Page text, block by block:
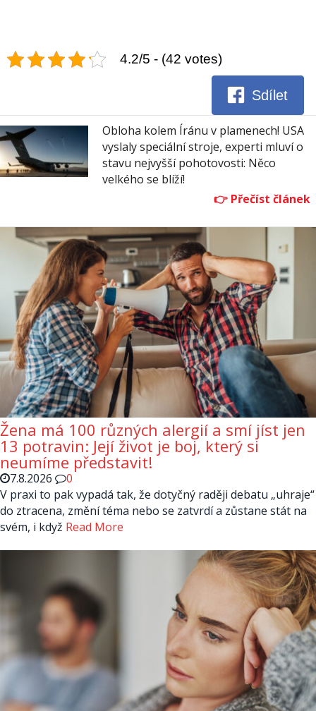
4.2/5 - (42 votes)
Sdílet
Obloha kolem Íránu v plamenech! USA
vyslaly speciální stroje, experti mluví o
stavu nejvyšší pohotovosti: Něco
velkého se blíží!
Žena má 100 různých alergií a smí jíst jen
13 potravin: Její život je boj, který si
neumíme představit!
7.8.2026
0
V praxi to pak vypadá tak, že dotyčný raději debatu „uhraje“
do ztracena, změní téma nebo se zatvrdí a zůstane stát na
svém, i když Read More